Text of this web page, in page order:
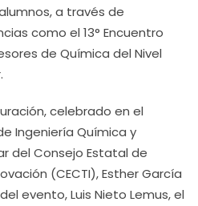
a través de
como el 13° Encuentro
de Química del Nivel
celebrado en el
Ingeniería Química y
del Consejo Estatal de
(CECTI), Esther García
evento, Luis Nieto Lemus, el